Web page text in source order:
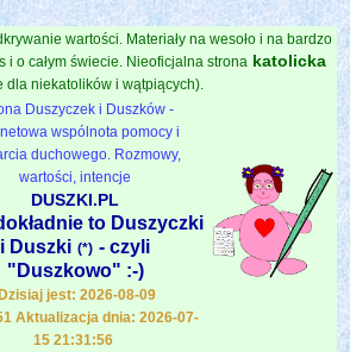
wartości. Materiały na wesoło i na bardzo
i o całym świecie. Nieoficjalna strona katolicka
dla niekatolików i wątpiących).
Duszyczek i Duszków -
wspólnota pomocy i
duchowego. Rozmowy,
wartości, intencje
DUSZKI.PL
to Duszyczki
i Duszki (*) - czyli
"Duszkowo" :-)
Dzisiaj jest: 2026-08-09
Aktualizacja dnia: 2026-07-
15 21:31:56